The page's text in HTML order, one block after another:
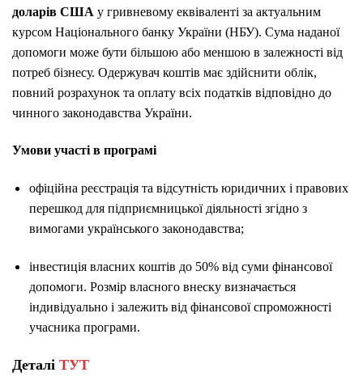
доларів США у гривневому еквіваленті за актуальним
курсом Національного банку України (НБУ). Сума наданої
допомоги може бути більшою або меншою в залежності від
потреб бізнесу. Одержувач коштів має здійснити облік,
повний розрахунок та оплату всіх податків відповідно до
чинного законодавства України.
Умови участі в програмі
офіційна реєстрація та відсутність юридичних і правових
перешкод для підприємницької діяльності згідно з
вимогами українського законодавства;
інвестиція власних коштів до 50% від суми фінансової
допомоги. Розмір власного внеску визначається
індивідуально і залежить від фінансової спроможності
учасника програми.
Деталі ТУТ